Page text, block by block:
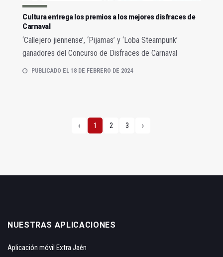
Cultura entrega los premios a los mejores disfraces de
Carnaval
‘Callejero jiennense’, ‘Pijamas’ y ‘Loba Steampunk’
ganadores del Concurso de Disfraces de Carnaval
PUBLICADO EL 18 DE FEBRERO DE 2024
‹ 1 2 3 ›
NUESTRAS APLICACIONES
Aplicación móvil Extra Jaén